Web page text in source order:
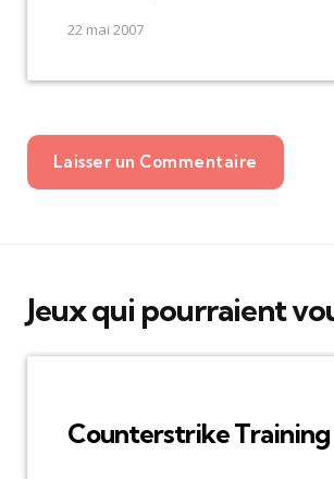
22 mai 2007
Laisser un Commentaire
Jeux qui pourraient
Counterstrike Training